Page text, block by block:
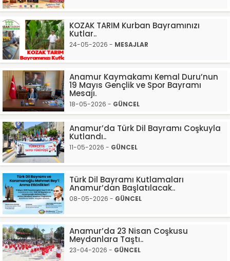
KOZAK TARIM Kurban Bayramınızı
Kutlar..
24-05-2026 - MESAJLAR
Anamur Kaymakamı Kemal Duru’nun
19 Mayıs Gençlik ve Spor Bayramı
Mesajı.
18-05-2026 - GÜNCEL
Anamur’da Türk Dil Bayramı Coşkuyla
Kutlandı..
11-05-2026 - GÜNCEL
Türk Dil Bayramı Kutlamaları
Anamur’dan Başlatılacak..
08-05-2026 - GÜNCEL
Anamur’da 23 Nisan Coşkusu
Meydanlara Taştı..
23-04-2026 - GÜNCEL